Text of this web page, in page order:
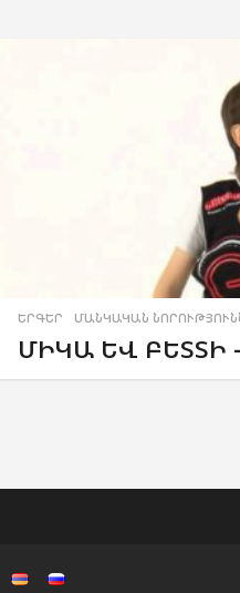
ԵՐԳԵՐ ,ՄԱՆԿԱԿԱՆ
ՄԻԿԱ ԵՎ